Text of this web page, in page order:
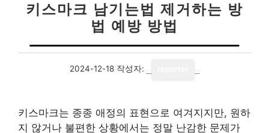
키스마크 남기는법 제거하는 방
법 예방 방법
2024-12-18 작성자:
키스마크는 종종 애정의 표현으로 여겨지지만, 원하
지 않거나 불편한 상황에서는 정말 난감한 문제가